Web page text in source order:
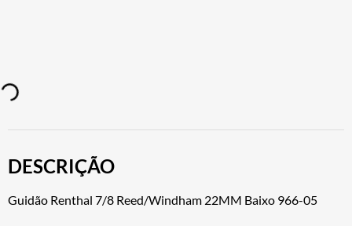
DESCRIÇÃO
Guidão Renthal 7/8 Reed/Windham 22MM Baixo 966-05